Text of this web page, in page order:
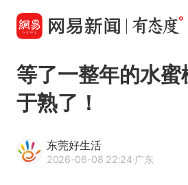
等了一整年的水蜜
于熟了！
东莞好生活
2026-06-08 22:24·广东